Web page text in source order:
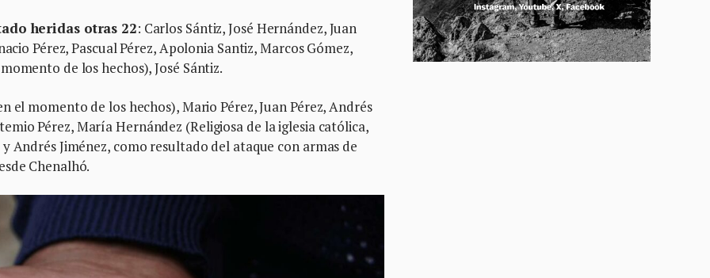
heridas otras 22: Carlos Sántiz, José Hernández, Juan
Pérez, Pascual Pérez, Apolonia Santiz, Marcos Gómez,
de los hechos), José Sántiz.
el momento de los hechos), Mario Pérez, Juan Pérez, Andrés
Pérez, María Hernández (Religiosa de la iglesia católica,
Andrés Jiménez, como resultado del ataque con armas de
Chenalhó.